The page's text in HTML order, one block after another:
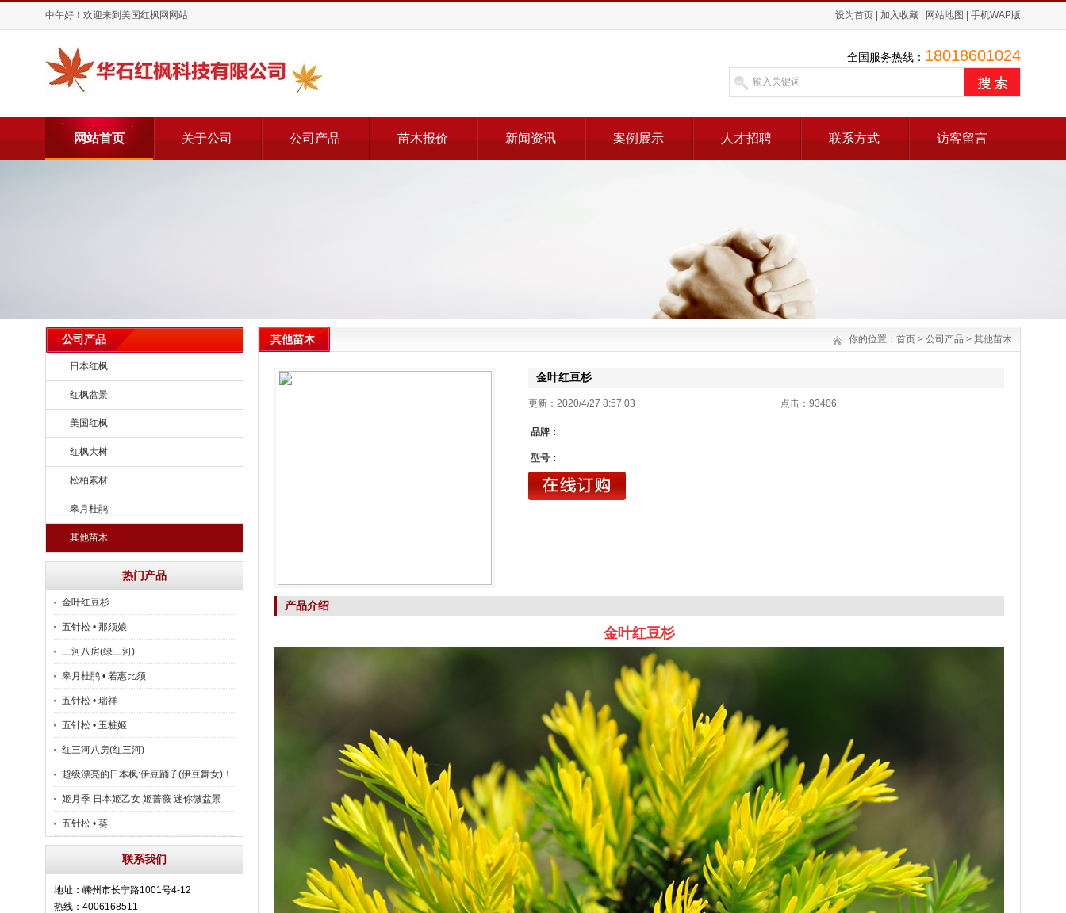
中午好！欢迎来到美国红枫网网站 设为首页 加入收藏 网站地图 手机WAP版
全国服务热线： 18018601024
网站首页 关于公司 公司产品 苗木报价 新闻资讯 案例展示 人才招聘 联系方式 访客留言
公司产品
日本红枫
红枫盆景
美国红枫
红枫大树
松柏素材
皋月杜鹃
其他苗木
热门产品
金叶红豆杉
五针松 • 那须娘
三河八房(绿三河)
皋月杜鹃 • 若惠比须
五针松 • 瑞祥
五针松 • 玉桩姬
红三河八房(红三河)
超级漂亮的日本枫:伊豆踊子(伊豆舞女)！
姬月季 日本姬乙女 姬蔷薇 迷你微盆景
五针松 • 葵
联系我们
地址：嵊州市长宁路1001号4-12
热线：4006168511
其他苗木 你的位置： 首页 > 公司产品 > 其他苗木
金叶红豆杉
更新：2020/4/27 8:57:03 点击：93406
品牌：
型号：
产品介绍
金叶红豆杉